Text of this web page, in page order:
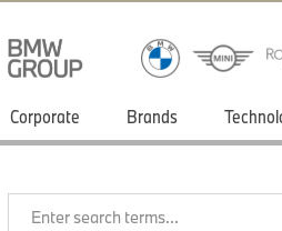
Corporate Brands
Enter search terms...